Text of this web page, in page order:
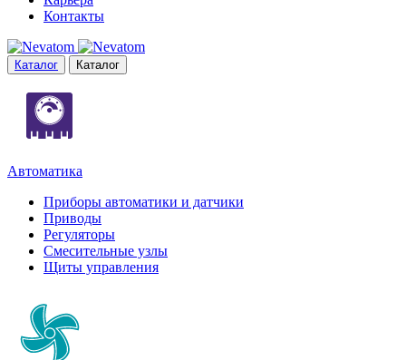
Контакты
Каталог Каталог
Автоматика
Приборы автоматики и датчики
Приводы
Регуляторы
Смесительные узлы
Щиты управления